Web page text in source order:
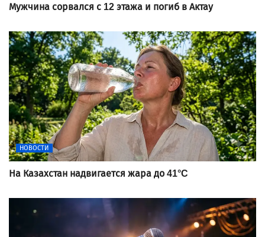
Мужчина сорвался с 12 этажа и погиб в Актау
НОВОСТИ
На Казахстан надвигается жара до 41°C